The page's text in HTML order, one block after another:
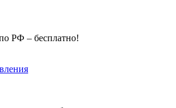
по РФ – бесплатно!